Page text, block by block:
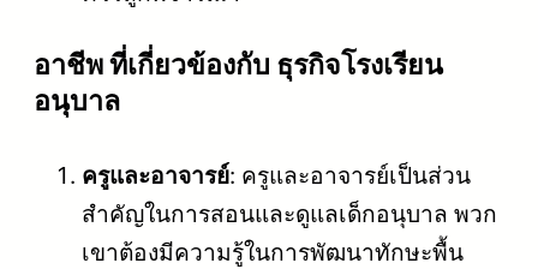
อาชีพ ที่เกี่ยวข้องกับ ธุรกิจโรงเรียน
อนุบาล
ครูและอาจารย์: ครูและอาจารย์เป็นส่วน
สำคัญในการสอนและดูแลเด็กอนุบาล พวก
เขาต้องมีความรู้ในการพัฒนาทักษะพื้น